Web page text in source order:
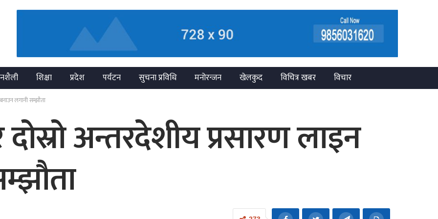
शिक्षा प्रदेश पर्यटन सुचना प्रविधि मनोरन्जन खेलकुद विचित्र खबर
विचार
लगानी सम्झौता
अन्तरदेशीय प्रसारण लाइन